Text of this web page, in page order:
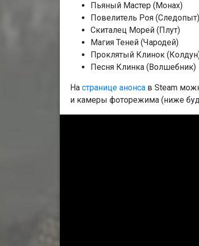
Пьяный Мастер (Монах)
Повелитель Роя (Следопыт)
Скиталец Морей (Плут)
Магия Теней (Чародей)
Проклятый Клинок
Песня Клинка (Волшебник)
На странице анонса в Steam
и камеры фоторежима (ниже